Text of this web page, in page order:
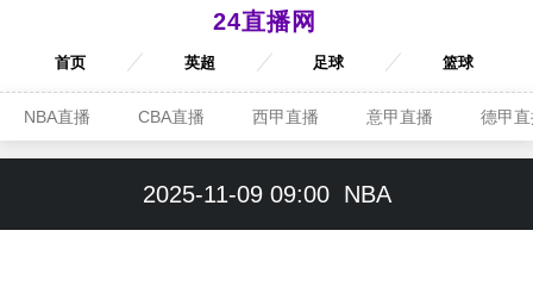
24直播网
首页 英超 足球 篮球
NBA直播 CBA直播 西甲直播 意甲直播 德甲
2025-11-09 09:00 NBA